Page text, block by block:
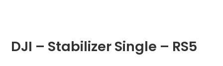
DJI – Stabilizer Single – RS5